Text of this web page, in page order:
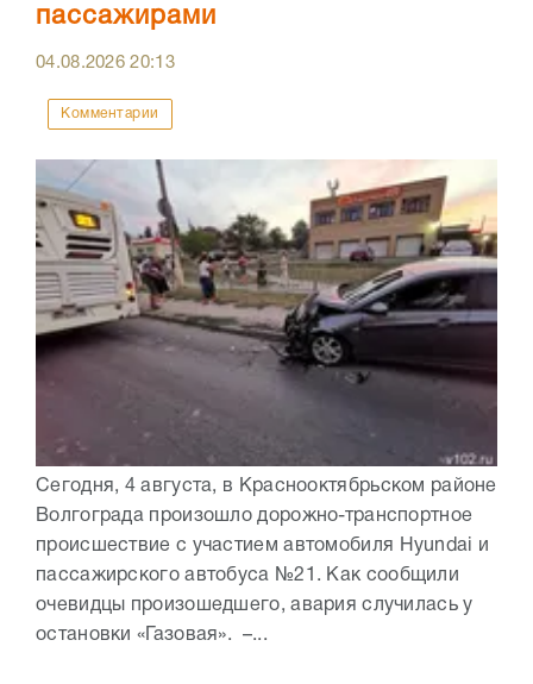
пассажирами
04.08.202620:13
Комментарии
Сегодня, 4 августа, в Краснооктябрьском районе
Волгограда произошло дорожно-транспортное
происшествие с участием автомобиля Hyundai и
пассажирского автобуса №21. Как сообщили
очевидцы произошедшего, авария случилась у
остановки «Газовая». –...